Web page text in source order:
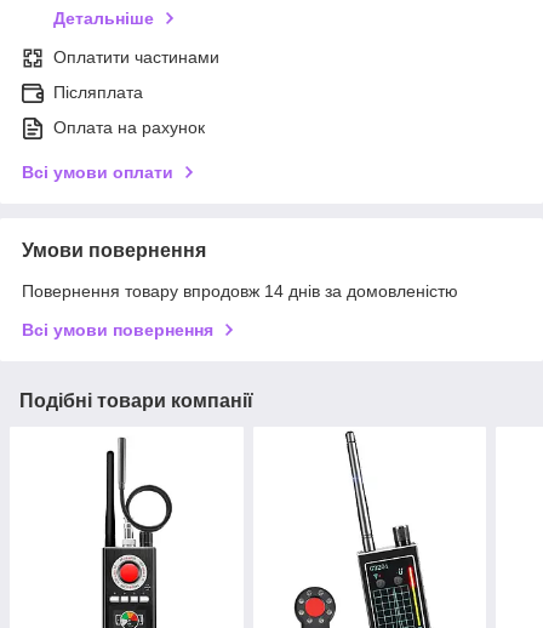
Детальніше
Оплатити частинами
Післяплата
Оплата на рахунок
Всі умови оплати
Умови повернення
Повернення товару впродовж 14 днів за домовленістю
Всі умови повернення
Подібні товари компанії